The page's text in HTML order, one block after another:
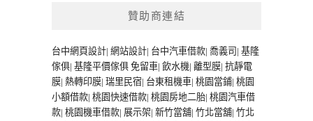
贊助商連結
台中網頁設計| 網站設計| 台中汽車借款| 喬義司 | 基隆
傢俱| 基隆平價傢俱 免留車| 飲水機| 離型膜| 抗靜電
膜| 熱轉印膜| 瑞里民宿| 台東租機車| 桃園當鋪| 桃園
小額借款| 桃園快速借款| 桃園房地二胎| 桃園汽車借
款| 桃園機車借款| 展示架| 新竹當舖| 竹北當舖| 竹北